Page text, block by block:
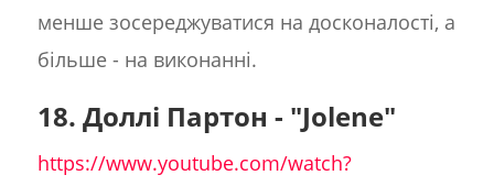
менше зосереджуватися на досконалості, а
більше - на виконанні.
18. Доллі Партон - "Jolene"
https://www.youtube.com/watch?